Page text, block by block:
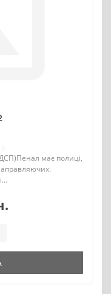
має полиці,